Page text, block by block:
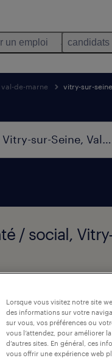
un emploi candidats
val-de-marne vitry-sur-seine
/ social,
Lorsque vous visitez notre site
des informations sur votre
sur vous, vos préférences ou
vous l’attendez, pour améliorer
d’autres sites. En général, ces
vous offrir une expérience web